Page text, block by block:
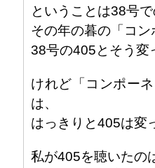
ということは38号
その年の暮の「コ
38号の405とそう変
けれど「コンポー
は、
はっきりと405は変
私が405を聴いたの